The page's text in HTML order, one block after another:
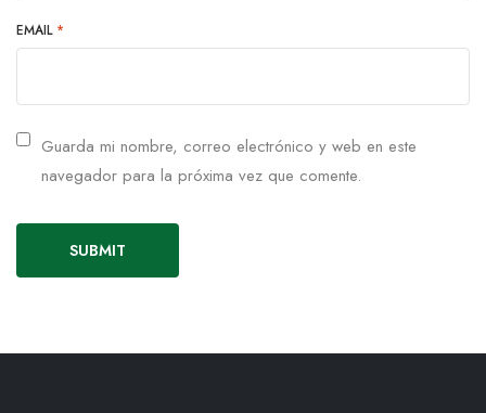
EMAIL *
Guarda mi nombre, correo electrónico y web en este
navegador para la próxima vez que comente.